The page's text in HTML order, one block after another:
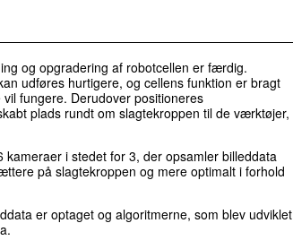
og opgradering af robotcellen er færdig.
udføres hurtigere, og cellens funktion er bragt
fungere. Derudover positioneres
plads rundt om slagtekroppen til de værktøjer,
i stedet for 3, der opsamler billeddata
på slagtekroppen og mere optimalt i forhold
er optaget og algoritmerne, som blev udviklet